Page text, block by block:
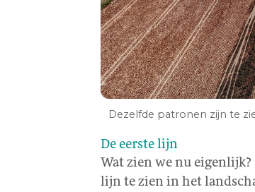
Dezelfde patronen zijn te
De eerste lijn
Wat zien we nu
lijn te zien in het